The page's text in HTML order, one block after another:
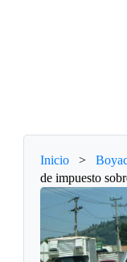
Inicio >
de impuesto